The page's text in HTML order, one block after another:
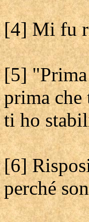
[4] Mi fu
[5]
prima che
ti ho
[6]
perché